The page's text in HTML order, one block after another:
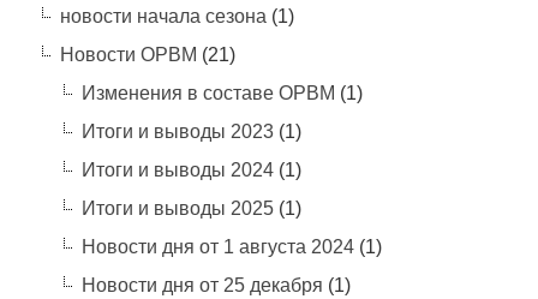
новости начала сезона (1)
Новости ОРВМ (21)
Изменения в составе ОРВМ (1)
Итоги и выводы 2023(1)
Итоги и выводы 2024(1)
Итоги и выводы 2025(1)
Новости дня от 1 августа 2024(1)
Новости дня от 25 декабря (1)